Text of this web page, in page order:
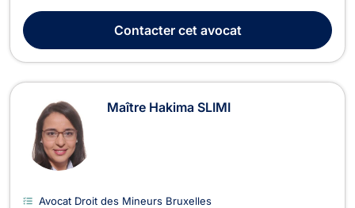
Contactercet avocat
Maître Hakima SLIMI
Avocat Droit des Mineurs Bruxelles